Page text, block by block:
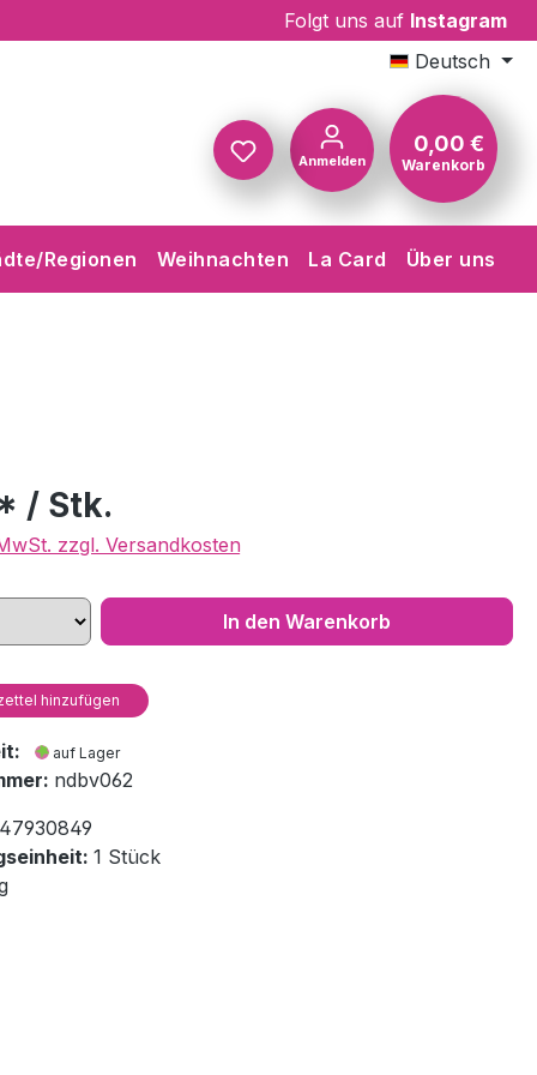
Folgt uns auf Instagram
Deutsch
Anmelden
0,00 €
Warenkorb
Regionen Weihnachten La Card Über uns
/ Stk.
zzgl. Versandkosten
In den Warenkorb
hinzufügen
auf Lager
ndbv062
1 Stück